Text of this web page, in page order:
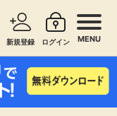
新規登録 ログイン MENU
ピングで探す